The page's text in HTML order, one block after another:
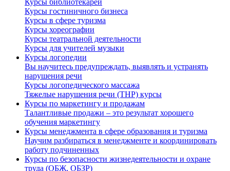
Курсы библиотекарей
Курсы гостиничного бизнеса
Курсы в сфере туризма
Курсы хореографии
Курсы театральной деятельности
Курсы для учителей музыки
Курсы логопедии
Вы научитесь предупреждать, выявлять и устранять
нарушения речи
Курсы логопедического массажа
Тяжелые нарушения речи (ТНР) курсы
Курсы по маркетингу и продажам
Талантливые продажи – это результат хорошего
обучения маркетингу
Курсы менеджмента в сфере образования и туризма
Научим разбираться в менеджменте и координировать
работу подчиненных
Курсы по безопасности жизнедеятельности и охране
труда (ОБЖ, ОБЗР)